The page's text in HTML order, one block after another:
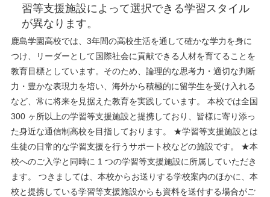
習等支援施設によって選択できる学習スタイル
が異なります。
鹿島学園高校では、3年間の高校生活を通して確かな学力を身に
つけ、リーダーとして国際社会に貢献できる人材を育てることを
教育目標としています。そのため、論理的な思考力・適切な判断
力・豊かな表現力を培い、海外から積極的に留学生を受け入れる
など、常に将来を見据えた教育を実践しています。 本校では全国
300 ヶ所以上の学習等支援施設と提携しており、皆様に寄り添っ
た身近な通信制高校を目指しております。 ★学習等支援施設とは
生徒の日常的な学習支援を行うサポート校などの施設です。 ★本
校へのご入学と同時に 1 つの学習等支援施設に所属していただき
ます。 つきましては、本校からお送りする学校案内のほかに、本
校と提携している学習等支援施設からも資料を送付する場合がご